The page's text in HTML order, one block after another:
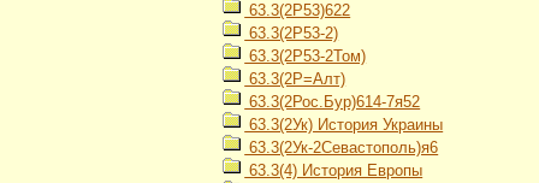
63.3(2Р53)622
63.3(2Р53-2)
63.3(2Р53-2Том)
63.3(2Р=Алт)
63.3(2Рос.Бур)614-7я52
63.3(2Ук) История Украины
63.3(2Ук-2Севастополь)я6
63.3(4) История Европы